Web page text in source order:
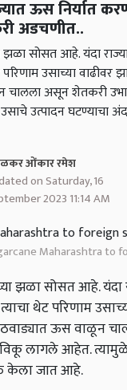
ऊस निर्यात
अडचणीत..
झळा सोसत आहे. यंदा
परिणाम उसाच्या
चालला असून शेतकरी
उत्पादन घटण्याचा
ओंकार रमेश
on Saturday, 16
2023 11:14 AM
Maharashtra to
झळा सोसत आहे. यंदा
थेट परिणाम
ऊस वाळून
लागले आहेत.
केला जात आहे.